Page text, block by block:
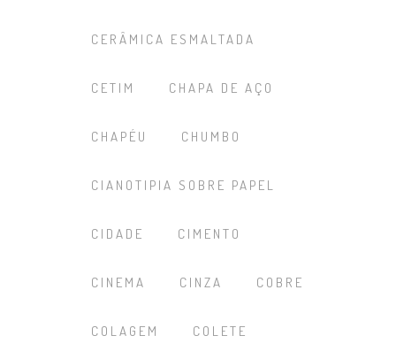
CERÂMICA ESMALTADA
CETIM CHAPA DE AÇO
CHAPÉU CHUMBO
CIANOTIPIA SOBRE PAPEL
CIDADE CIMENTO
CINEMA CINZA COBRE
COLAGEM COLETE